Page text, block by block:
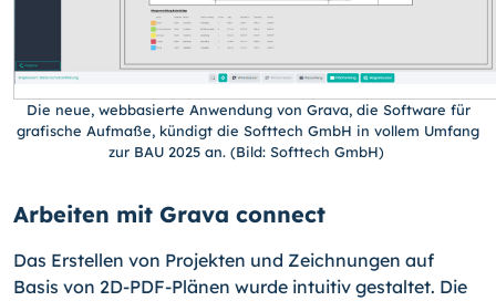
Die neue, webbasierte Anwendung von Grava, die Software für
grafische Aufmaße, kündigt die Softtech GmbH in vollem Umfang
zur BAU 2025 an. (Bild: Softtech GmbH)
Arbeiten mit Grava connect
Das Erstellen von Projekten und Zeichnungen auf
Basis von 2D-PDF-Plänen wurde intuitiv gestaltet. Die